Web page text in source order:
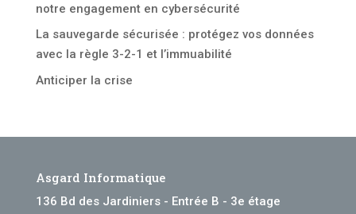
notre engagement en cybersécurité
La sauvegarde sécurisée : protégez vos données
avec la règle 3-2-1 et l’immuabilité
Anticiper la crise
Asgard Informatique
136 Bd des Jardiniers - Entrée B - 3e étage